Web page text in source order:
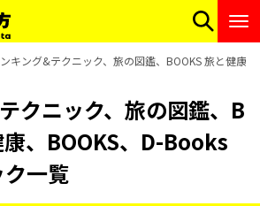
キング&テクニック、旅の図鑑、BOOKS 旅と健康
クニック、旅の図鑑、B
康、BOOKS、D-Books
一覧